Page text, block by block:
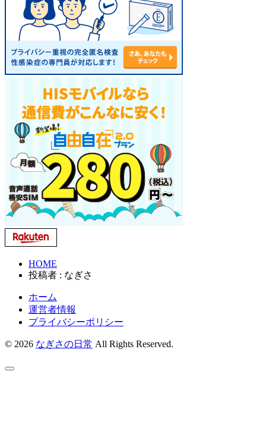
HOME
投稿者 : なぎさ
ホーム
運営者情報
プライバシーポリシー
© 2026 なぎさの日常 All Rights Reserved.